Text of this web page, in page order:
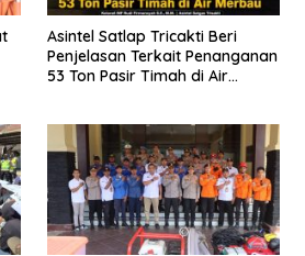
Asintel Satlap Tricakti Beri
Penjelasan Terkait Penanganan
53 Ton Pasir Timah di Air